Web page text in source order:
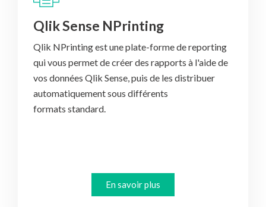
Qlik Sense NPrinting
Qlik NPrinting est une plate-forme de reporting
qui vous permet de créer des rapports à l'aide de
vos données Qlik Sense, puis de les distribuer
automatiquement sous différents
formats standard.
En savoir plus